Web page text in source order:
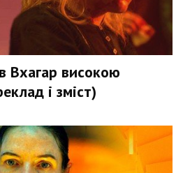
Вхагар високою
і зміст)